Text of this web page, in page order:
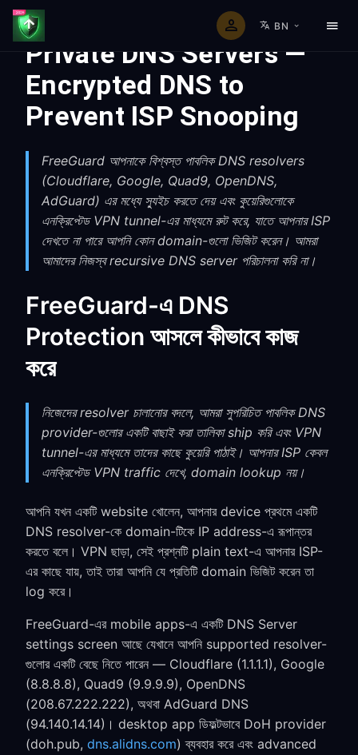
BN
Private DNS Servers —
Encrypted DNS to
Prevent ISP Snooping
FreeGuard আপনাকে বিশ্বস্ত পাবলিক DNS resolvers
(Cloudflare, Google, Quad9, OpenDNS,
AdGuard) এর মধ্যে স্যুইচ করতে দেয় এবং কুয়েরিগুলোকে
এনক্রিপ্টেড VPN tunnel-এর মাধ্যমে রুট করে, যাতে আপনার ISP
দেখতে না পারে আপনি কোন domain-গুলো ভিজিট করেন। আমরা
আমাদের নিজস্ব recursive DNS server পরিচালনা করি না।
FreeGuard-এ DNS
Protection আসলে কীভাবে কাজ
করে
নিজেদের resolver চালানোর বদলে, আমরা সুপরিচিত পাবলিক DNS
provider-গুলোর একটি বাছাই করা তালিকা ship করি এবং VPN
tunnel-এর মাধ্যমে তাদের কাছে কুয়েরি পাঠাই। আপনার ISP কেবল
এনক্রিপ্টেড VPN traffic দেখে, domain lookup নয়।
আপনি যখন একটি website খোলেন, আপনার device প্রথমে একটি
DNS resolver-কে domain-টিকে IP address-এ রূপান্তর
করতে বলে। VPN ছাড়া, সেই প্রশ্নটি plain text-এ আপনার ISP-
এর কাছে যায়, তাই তারা আপনি যে প্রতিটি domain ভিজিট করেন তা
log করে।
FreeGuard-এর mobile apps-এ একটি DNS Server
settings screen আছে যেখানে আপনি supported resolver-
গুলোর একটি বেছে নিতে পারেন — Cloudflare (1.1.1.1), Google
(8.8.8.8), Quad9 (9.9.9.9), OpenDNS
(208.67.222.222), অথবা AdGuard DNS
(94.140.14.14)। desktop app ডিফল্টভাবে DoH provider
(doh.pub, dns.alidns.com) ব্যবহার করে এবং advanced